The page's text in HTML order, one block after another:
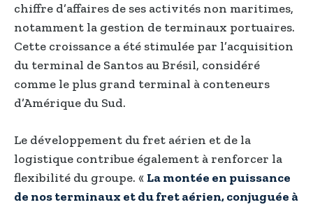
chiffre d’affaires de ses activités non maritimes,
notamment la gestion de terminaux portuaires.
Cette croissance a été stimulée par l’acquisition
du terminal de Santos au Brésil, considéré
comme le plus grand terminal à conteneurs
d’Amérique du Sud.
Le développement du fret aérien et de la
logistique contribue également à renforcer la
flexibilité du groupe. « La montée en puissance
de nos terminaux et du fret aérien, conjuguée à